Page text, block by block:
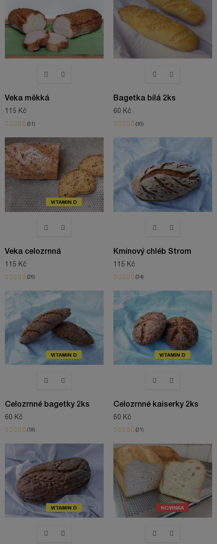
Veka měkká
115 Kč
51
Bagetka bílá 2ks
60 Kč
30
VITAMIN D
Veka celozrnná
115 Kč
26
Kmínový chléb Strom
115 Kč
34
VITAMIN D
Celozrnné bagetky 2ks
60 Kč
18
VITAMIN D
Celozrnné kaiserky 2ks
60 Kč
21
VITAMIN D NOVINKA